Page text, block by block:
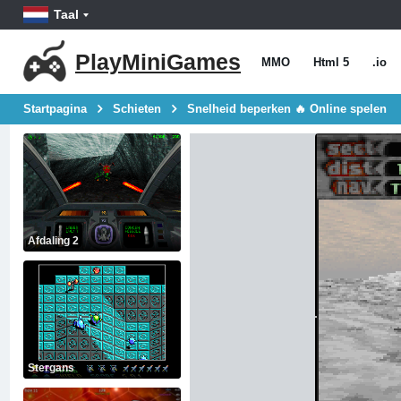
Taal
PlayMiniGames MMO Html 5 .io
Startpagina Schieten Snelheid beperken 🔥 Online spelen
Afdaling 2
Stergans